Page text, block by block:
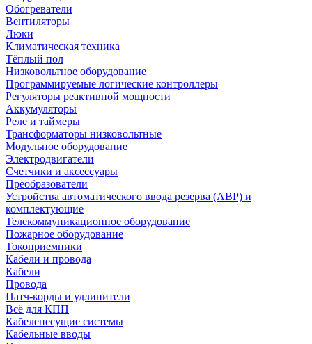
Обогреватели
Вентиляторы
Люки
Климатическая техника
Тёплый пол
Низковольтное оборудование
Программируемые логические контроллеры
Регуляторы реактивной мощности
Аккумуляторы
Реле и таймеры
Трансформаторы низковольтные
Модульное оборудование
Электродвигатели
Счетчики и аксессуары
Преобразователи
Устройства автоматического ввода резерва (АВР) и
комплектующие
Телекоммуникационное оборудование
Пожарное оборудование
Токоприемники
Кабели и провода
Кабели
Провода
Патч-корды и удлинители
Всё для КПП
Кабеленесущие системы
Кабельные вводы